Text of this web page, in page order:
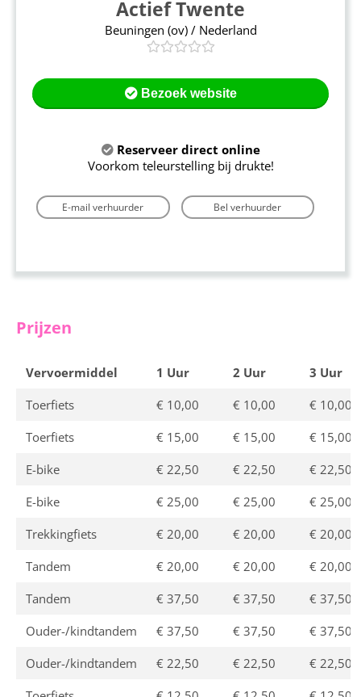
Actief Twente
Beuningen (ov) / Nederland
Bezoek website
Reserveer direct online
Voorkom teleurstelling bij drukte!
E-mail verhuurder Bel verhuurder
Prijzen
Vervoermiddel 1 Uur 2 Uur
3 Uur
Toerfiets
€ 10,00 € 10,00
€ 10,00
Toerfiets
€ 15,00 € 15,00
€ 15,00
E-bike
€ 22,50 € 22,50
€ 22,50
E-bike
€ 25,00 € 25,00
€ 25,00
Trekkingfiets
€ 20,00 € 20,00
€ 20,00
Tandem
€ 20,00 € 20,00
€ 20,00
Tandem
€ 37,50 € 37,50
€ 37,50
Ouder-/kindtandem
€ 37,50 € 37,50
€ 37,50
Ouder-/kindtandem
€ 22,50 € 22,50
€ 22,50